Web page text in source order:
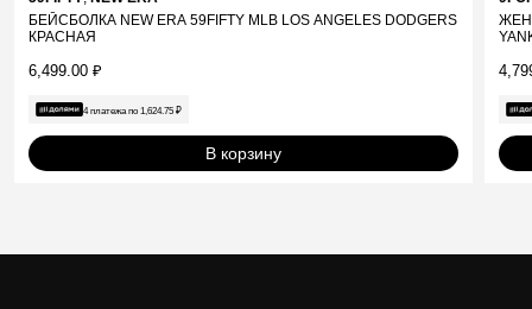
БЕЙСБОЛКА NEW ERA 59FIFTY MLB LOS ANGELES DODGERS
КРАСНАЯ
6,499.00 ₽
4 платежа по 1,624.75 ₽
В корзину